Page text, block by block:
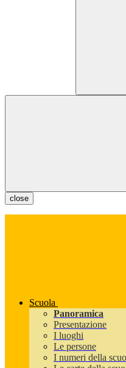
close
Scuola
Panoramica
Presentazione
I luoghi
Le persone
I numeri della